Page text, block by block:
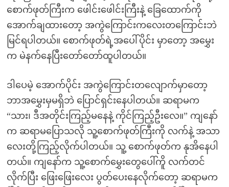
စောက်ဖုတ်ကြီးက ဖေါင်းဖေါင်းကြီးနဲ့ ခြေထောက်ကို
အောက်ချထားတော့ အကွဲကြောင်းကလေးတကြောင်းဘဲ
မြင်ရပါတယ်။ စောက်ဖုတ်ရဲ့အပေါ်ပိုင်း မှာတော့ အမွှေး
က မဲနက်နေပြီးတော်တော်ထူပါတယ်။
ဒါပေမဲ့ အောက်ပိုင်း အကွဲကြောင်းတလျောက်မှာတော့
ဘာအမွှေးမှမရှိဘဲ ပြောင်ရှင်းနေပါတယ်။ ဆရာမက
“သား၊ ဒီအတိုင်းကြည့်မနေနဲ့ ကိုင်ကြည့်ဦးလေ။” ကျနော်
က ဆရာမပြောသလို သူ့စောက်ဖုတ်ကြီးကို လက်နဲ့ အသာ
လေးတို့ကြည့်လိုက်ပါတယ်။ သူ့ စောက်ဖုတ်က နုအိနေပါ
တယ်။ ကျနော်က သူ့စောက်မွှေးတွေပေါ်ကိူ လက်တင်
လိုက်ပြီး ဖြေးဖြေးလေး ပွတ်ပေးနေလိုက်တော့ ဆရာမက